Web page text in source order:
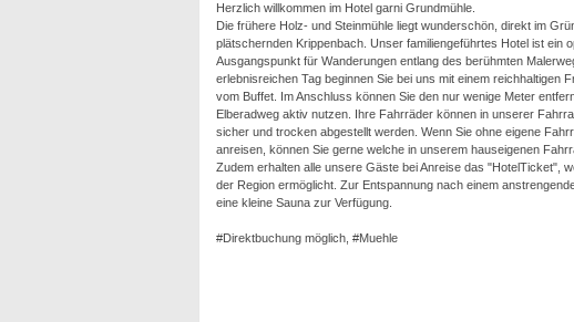
Herzlich willkommen im Hotel garni Grundmühle.
Die frühere Holz- und Steinmühle liegt wunderschön, direkt im
plätschernden Krippenbach. Unser familiengeführtes Hotel ist ein
Ausgangspunkt für Wanderungen entlang des berühmten
erlebnisreichen Tag beginnen Sie bei uns mit einem reichhaltigen
vom Buffet. Im Anschluss können Sie den nur wenige Meter
Elberadweg aktiv nutzen. Ihre Fahrräder können in unserer
sicher und trocken abgestellt werden. Wenn Sie ohne eigene
anreisen, können Sie gerne welche in unserem hauseigenen
Zudem erhalten alle unsere Gäste bei Anreise das "HotelTicket",
der Region ermöglicht. Zur Entspannung nach einem
eine kleine Sauna zur Verfügung.
#Direktbuchung möglich, #Muehle